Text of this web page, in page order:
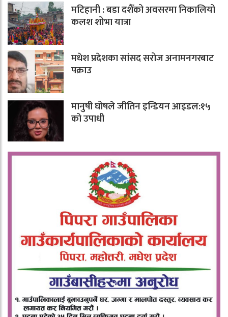
मटिहानी : बडा दशैँको अवसरमा निकालियो
कलश शोभा यात्रा
मधेश प्रदेशका सांसद सरोज अनामनगरबाट
पक्राउ
मानुषी घोषले जीतिन इन्डियन आइडल:१५
को उपाधी